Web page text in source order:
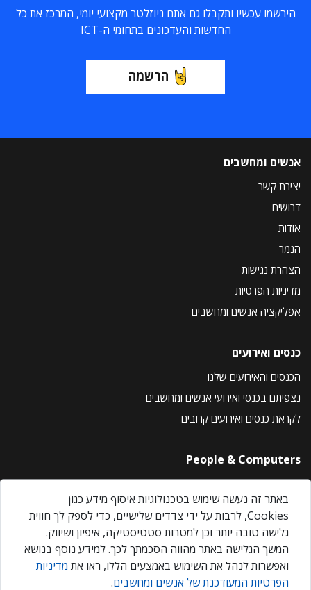
הירשמו עכשיו ותקבלו גם אתם ניוזלטר מקצועי יומי, המרכז את כל
החדשות והעדכונים בתחומי ה-ICT
הרשמה
אנשים ומחשבים
יצירת קשר
דרושים
אודות
הנמר
הצהרת נגישות
מדיניות הפרטיות
אפליקציה אנשים ומחשבים
כנסים ואירועים
הכנסים והאירועים שלנו
נצפיתם בכנסי ואירועי אנשים ומחשבים
לקראת כנסים ואירועים קרובים
People & Computers
About Us
Privacy Policy
Contact Us
Our Events
באתר זה נעשה שימוש בטכנולוגיות איסוף מידע כגון
Cookies, לרבות על ידי צדדים שלישיים, כדי לספק לך חווית
גלישה טובה יותר וכן למטרות סטטיסטיקה, איפיון ושיווק.
המשך הגלישה באתר מהווה הסכמתך לכך. למידע נוסף בנושא
ואפשרות לנהל את השימוש באמצעים הללו, ראו את מדיניות
הפרטיות המעודכנת של אנשים ומחשבים.